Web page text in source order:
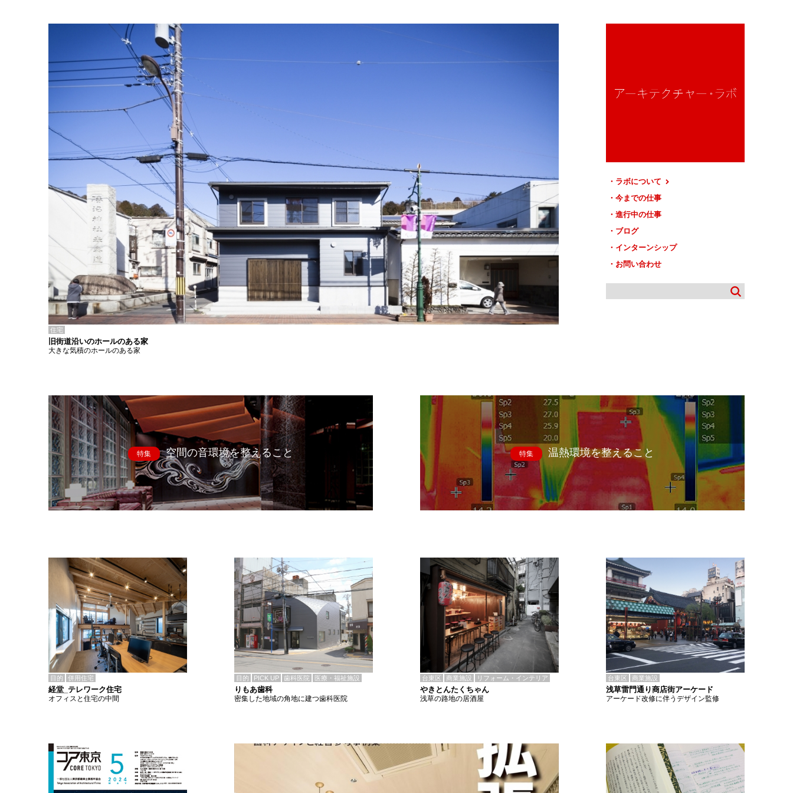
ラボについて
今までの仕事
進行中の仕事
ブログ
インターンシップ
お問い合わせ
住宅
旧街道沿いのホールのある家
大きな気積のホールのある家
特集 空間の音環境を整えること 特集 温熱環境を整えること
目的 併用住宅
経堂_テレワーク住宅
オフィスと住宅の中間
目的 PICK UP 歯科医院 医療・福祉施設
りもあ歯科
密集した地域の角地に建つ歯科医院
台東区 商業施設 リフォーム・インテリア
やきとんたくちゃん
浅草の路地の居酒屋
台東区 商業施設
浅草雷門通り商店街アーケード
アーケード改修に伴うデザイン監修